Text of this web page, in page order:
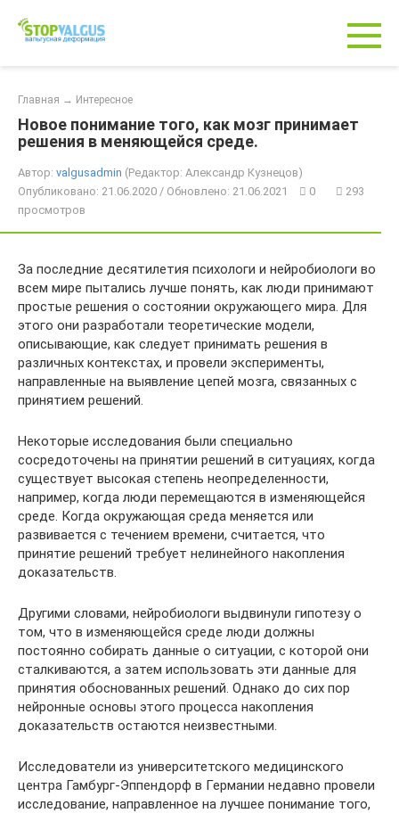
контенту
Главная → Интересное
Новое понимание того, как мозг принимает
решения в меняющейся среде.
Автор: valgusadmin (Редактор: Александр Кузнецов)
Опубликовано: 21.06.2020 / Обновлено: 21.06.2021
0
293
просмотров
За последние десятилетия психологи и нейробиологи во
всем мире пытались лучше понять, как люди принимают
простые решения о состоянии окружающего мира. Для
этого они разработали теоретические модели,
описывающие, как следует принимать решения в
различных контекстах, и провели эксперименты,
направленные на выявление цепей мозга, связанных с
принятием решений.
Некоторые исследования были специально
сосредоточены на принятии решений в ситуациях, когда
существует высокая степень неопределенности,
например, когда люди перемещаются в изменяющейся
среде. Когда окружающая среда меняется или
развивается с течением времени, считается, что
принятие решений требует нелинейного накопления
доказательств.
Другими словами, нейробиологи выдвинули гипотезу о
том, что в изменяющейся среде люди должны
постоянно собирать данные о ситуации, с которой они
сталкиваются, а затем использовать эти данные для
принятия обоснованных решений. Однако до сих пор
нейронные основы этого процесса накопления
доказательств остаются неизвестными.
Исследователи из университетского медицинского
центра Гамбург-Эппендорф в Германии недавно провели
исследование, направленное на лучшее понимание того,